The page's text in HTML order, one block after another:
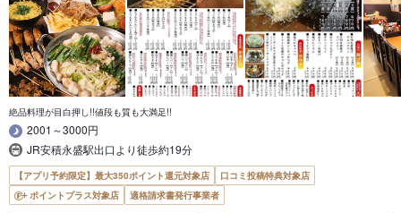
絶品料理が目白押し!!値段も質も大満足!!
2001～3000円
JR安積永盛駅出口より徒歩約19分
【アプリ予約限定】最大350ポイント還元対象店
口コミ投稿特典対象店
ポイントプラス対象店
適格請求書発行事業者